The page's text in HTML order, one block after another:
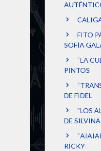
FITO
SOFÍA
“LA
PINTOS
DE FIDEL
“LOS
DE
RICKY